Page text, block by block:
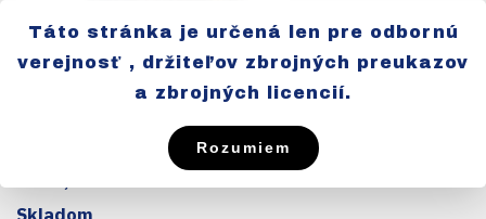
Táto stránka je určená len pre odbornú
verejnosť , držiteľov zbrojných preukazov
a zbrojných licencií.
Rozumiem